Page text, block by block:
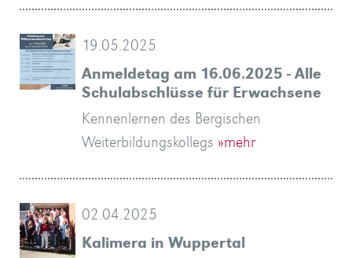
19.05.2025
Anmeldetag am 16.06.2025 - Alle
Schulabschlüsse für Erwachsene
Kennenlernen des Bergischen
Weiterbildungskollegs »mehr
02.04.2025
Kalimera in Wuppertal